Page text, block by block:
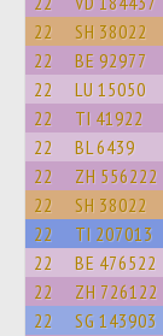
22 SH 38022
22 BE 92977
22 LU 15050
22 TI 41922
22 BL 6439
22 ZH 556222
22 SH 38022
22 TI 207013
22 BE 476522
22 ZH 726122
22 SG 143903